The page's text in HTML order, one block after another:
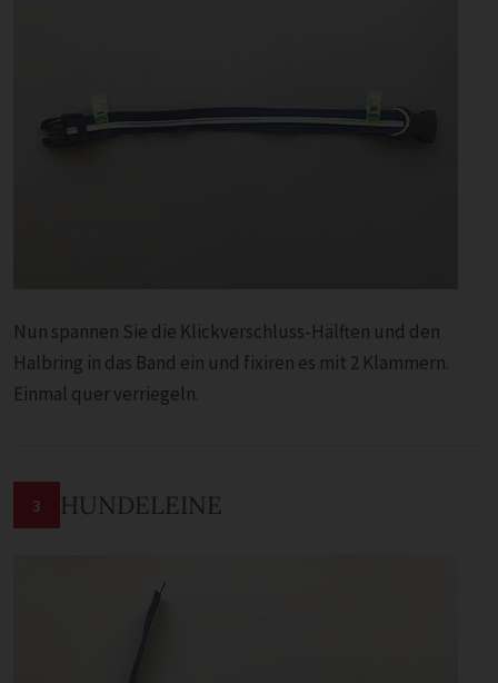
Nun spannen Sie die Klickverschluss-Hälften und den
Halbring in das Band ein und fixiren es mit 2 Klammern.
Einmal quer verriegeln.
3 HUNDELEINE